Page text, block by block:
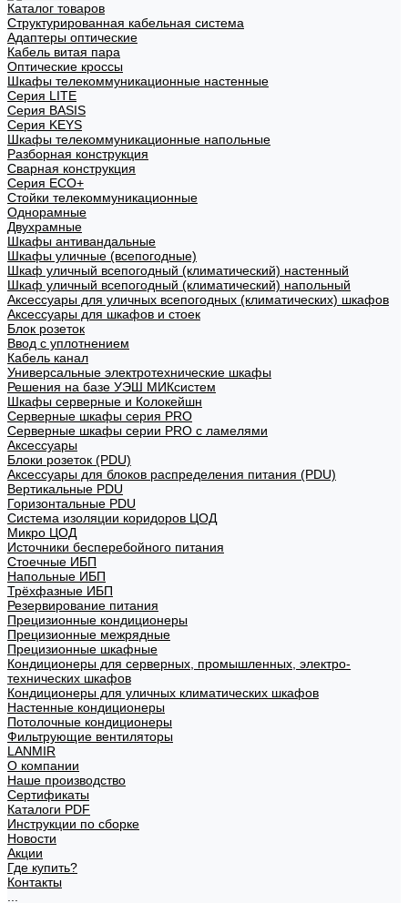
Каталог товаров
Структурированная кабельная система
Адаптеры оптические
Кабель витая пара
Оптические кроссы
Шкафы телекоммуникационные настенные
Cерия LITE
Cерия BASIS
Cерия KEYS
Шкафы телекоммуникационные напольные
Разборная конструкция
Сварная конструкция
Серия ECO+
Стойки телекоммуникационные
Однорамные
Двухрамные
Шкафы антивандальные
Шкафы уличные (всепогодные)
Шкаф уличный всепогодный (климатический) настенный
Шкаф уличный всепогодный (климатический) напольный
Аксессуары для уличных всепогодных (климатических) шкафов
Аксессуары для шкафов и стоек
Блок розеток
Ввод с уплотнением
Кабель канал
Универсальные электротехнические шкафы
Решения на базе УЭШ МИКсистем
Шкафы серверные и Колокейшн
Серверные шкафы серия PRO
Серверные шкафы серии PRO с ламелями
Аксессуары
Блоки розеток (PDU)
Аксессуары для блоков распределения питания (PDU)
Вертикальные PDU
Горизонтальные PDU
Система изоляции коридоров ЦОД
Микро ЦОД
Источники бесперебойного питания
Стоечные ИБП
Напольные ИБП
Трёхфазные ИБП
Резервирование питания
Прецизионные кондиционеры
Прецизионные межрядные
Прецизионные шкафные
Кондиционеры для серверных, промышленных, электро-
технических шкафов
Кондиционеры для уличных климатических шкафов
Настенные кондиционеры
Потолочные кондиционеры
Фильтрующие вентиляторы
LANMIR
О компании
Наше производство
Сертификаты
Каталоги PDF
Инструкции по сборке
Новости
Акции
Где купить?
Контакты